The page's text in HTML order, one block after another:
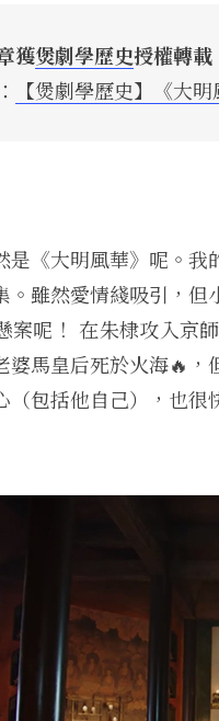
獲煲劇學歷史授權轉載
【煲劇學歷史】《大
是《大明風華》呢。
。雖然愛情綫吸引，
案呢！ 在朱棣攻入京
婆馬皇后死於火海🔥
（包括他自己），也